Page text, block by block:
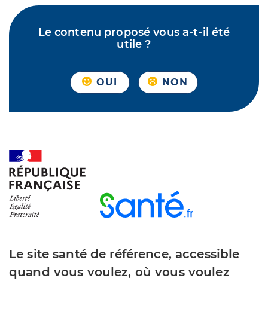
Le contenu proposé vous a-t-il été
utile ?
OUI NON
Le site santé de référence, accessible
quand vous voulez, où vous voulez